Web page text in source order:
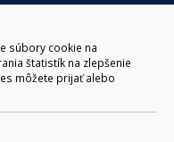
súbory cookie na
štatistík na zlepšenie
môžete prijať alebo